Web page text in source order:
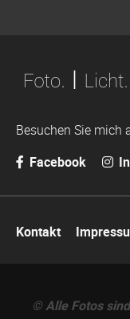
Besuchen Sie mich
Facebook
überspringen
Kontakt
© Alle Fotos